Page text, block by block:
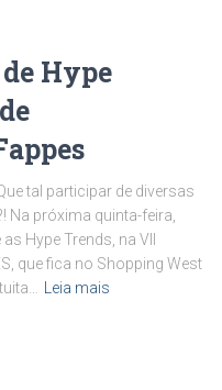
Hype
tal participar de diversas
Na próxima quinta-feira,
Hype Trends, na VII
que fica no Shopping West
Leia mais